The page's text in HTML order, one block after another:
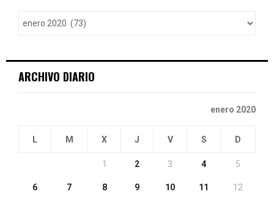
ARCHIVO DIARIO
enero 2020
L M X J V S D
1 2 3 4 5
6 7 8 9 10 11 12